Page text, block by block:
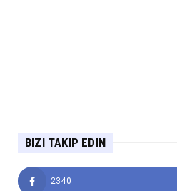
BIZI TAKIP EDIN
2340